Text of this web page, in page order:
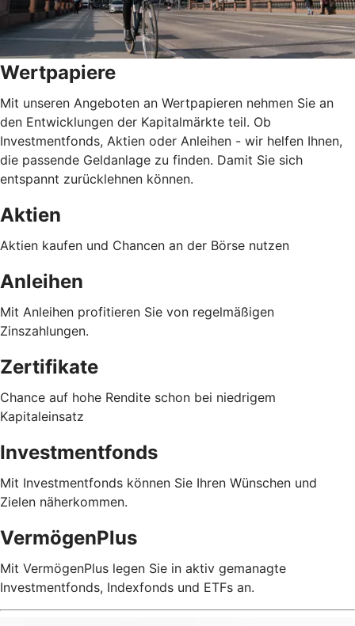
Wertpapiere
Mit unseren Angeboten an Wertpapieren nehmen Sie an
den Entwicklungen der Kapitalmärkte teil. Ob
Investmentfonds, Aktien oder Anleihen - wir helfen Ihnen,
die passende Geldanlage zu finden. Damit Sie sich
entspannt zurücklehnen können.
Aktien
Aktien kaufen und Chancen an der Börse nutzen
Anleihen
Mit Anleihen profitieren Sie von regelmäßigen
Zinszahlungen.
Zertifikate
Chance auf hohe Rendite schon bei niedrigem
Kapitaleinsatz
Investmentfonds
Mit Investmentfonds können Sie Ihren Wünschen und
Zielen näherkommen.
VermögenPlus
Mit VermögenPlus legen Sie in aktiv gemanagte
Investmentfonds, Indexfonds und ETFs an.